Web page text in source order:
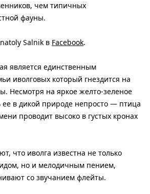
чем типичных
фауны.
Salnik в Facebook.
является единственным
иволговых который гнездится на
Несмотря на яркое желто-зеленое
ее в дикой природе непросто — птица
проводит высоко в густых кронах
что иволга известна не только
но и мелодичным пением,
со звучанием флейты.